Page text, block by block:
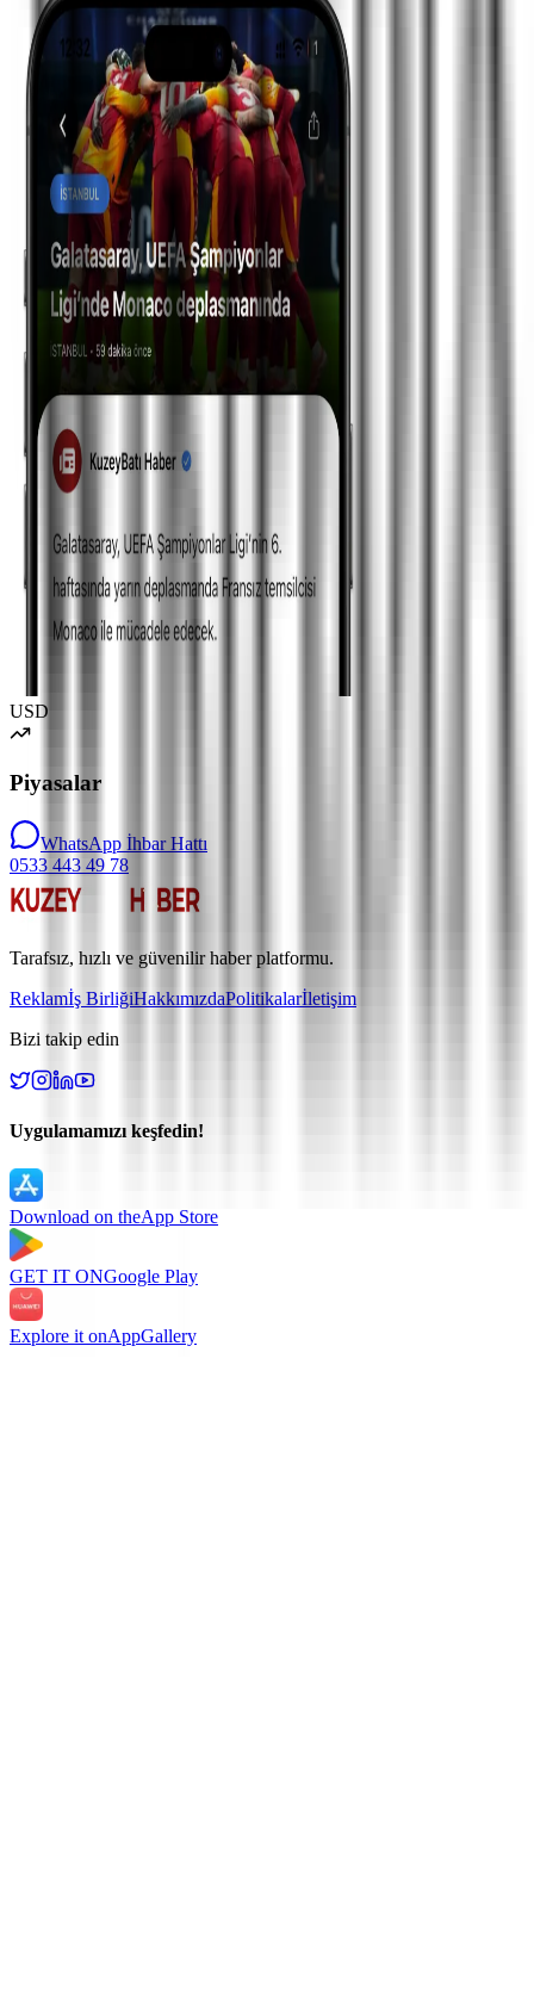
USD
Piyasalar
WhatsApp İhbar Hattı
0533 443 49 78
Tarafsız, hızlı ve güvenilir haber platformu.
Reklamİş BirliğiHakkımızdaPolitikalarİletişim
Bizi takip edin
Uygulamamızı keşfedin!
Download on theApp Store
GET IT ONGoogle Play
Explore it onAppGallery